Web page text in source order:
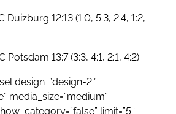
12:13 (1:0, 5:3, 2:4, 1:2,
Potsdam 13:7 (3:3, 4:1, 2:1, 4:2)
design=”design-2″
media_size=”medium”
limit=”5″